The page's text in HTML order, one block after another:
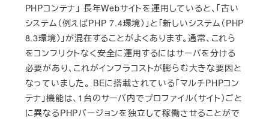
PHPコンテナ」 長年Webサイトを運用していると、「古い
システム（例えばPHP 7.4環境）」と「新しいシステム（PHP
8.3環境）」が混在することがよくあります。通常、これら
をコンフリクトなく安全に運用するにはサーバを分ける
必要があり、これがインフラコストが膨らむ大きな要因と
なっていました。 BEに搭載されている「マルチPHPコン
テナ」機能は、1台のサーバ内でプロファイル（サイト）ごと
に異なるPHPバージョンを独立して稼働させることがで